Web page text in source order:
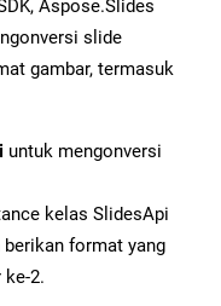
Aspose.Slides
slide
gambar, termasuk
untuk mengonversi
kelas SlidesApi
berikan format yang
2.